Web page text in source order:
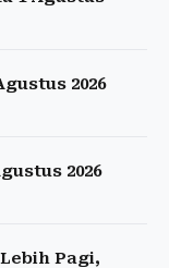
2026
2026
Pagi,